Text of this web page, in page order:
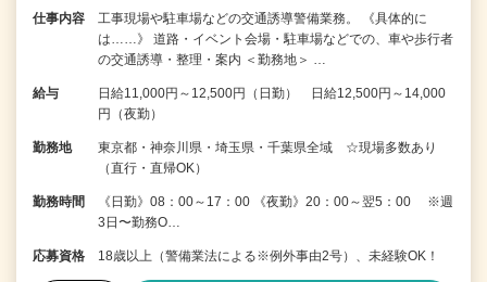
仕事内容
工事現場や駐車場などの交通誘導警備業務。 《具体的に
は……》 道路・イベント会場・駐車場などでの、車や歩行者
の交通誘導・整理・案内 ＜勤務地＞ …
給与
日給11,000円～12,500円（日勤） 日給12,500円～14,000
円（夜勤）
勤務地
東京都・神奈川県・埼玉県・千葉県全域 ☆現場多数あり
（直行・直帰OK）
勤務時間
《日勤》08：00～17：00 《夜勤》20：00～翌5：00 ※週
3日〜勤務O…
応募資格 18歳以上（警備業法による※例外事由2号）、未経験OK！